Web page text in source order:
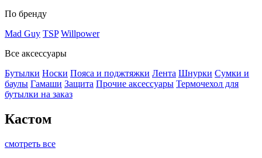
По бренду
Mad Guy TSP Willpower
Все аксессуары
Бутылки Носки Пояса и поджтяжки Лента Шнурки Сумки и
баулы Гамаши Защита Прочие аксессуары Термочехол для
бутылки на заказ
Кастом
смотреть все